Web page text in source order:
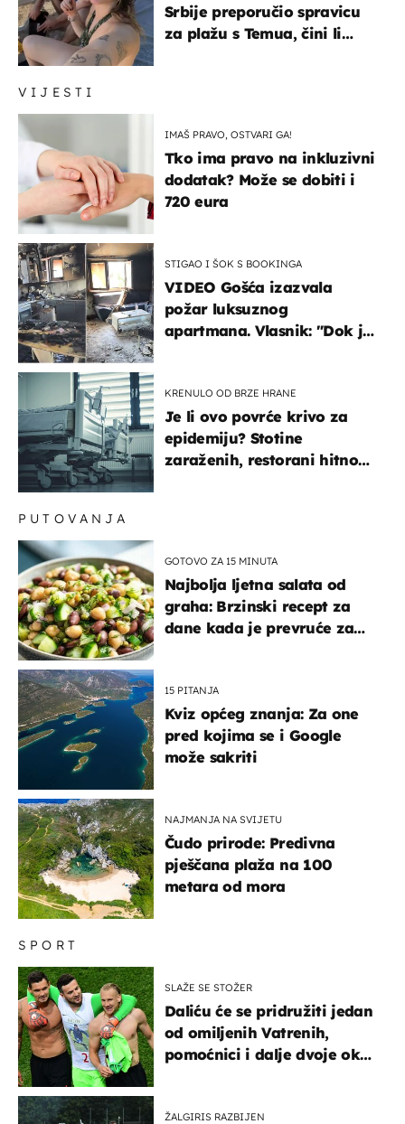
VIJESTI
IMAŠ PRAVO, OSTVARI GA!
Tko ima pravo na inkluzivni
dodatak? Može se dobiti i
720 eura
STIGAO I ŠOK S BOOKINGA
VIDEO Gošća izazvala
požar luksuznog
apartmana. Vlasnik: "Dok je
KRENULO OD BRZE HRANE
Je li ovo povrće krivo za
epidemiju? Stotine
zaraženih, restorani hitno
Srbije preporučio spravicu
za plažu s Temua, čini li
SPORT
SLAŽE SE STOŽER
Daliću će se pridružiti jedan
od omiljenih Vatrenih,
pomoćnici i dalje dvoje oko
ŽALGIRIS RAZBIJEN
PUTOVANJA
GOTOVO ZA 15 MINUTA
Najbolja ljetna salata od
graha: Brzinski recept za
dane kada je prevruće za
15 PITANJA
Kviz općeg znanja: Za one
pred kojima se i Google
može sakriti
NAJMANJA NA SVIJETU
Čudo prirode: Predivna
pješčana plaža na 100
metara od mora